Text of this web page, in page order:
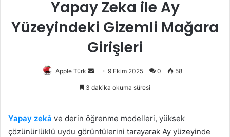
Yapay Zeka ile Ay
Yüzeyindeki Gizemli Mağara
Girişleri
Apple Türk
Bir
9 Ekim 2025 0 58
3 dakika okuma süresi
Yapay zekâ ve derin öğrenme modelleri, yüksek
çözünürlüklü uydu görüntülerini tarayarak Ay yüzeyinde